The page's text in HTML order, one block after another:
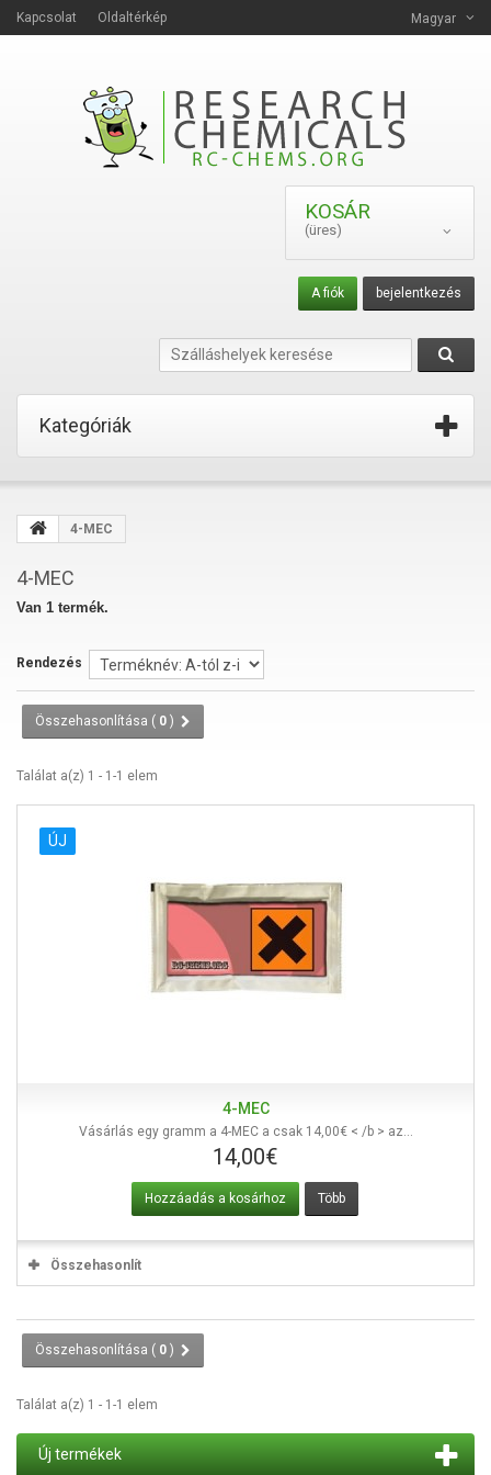
Magyar
Kapcsolat Oldaltérkép
KOSÁR
(üres)
bejelentkezés
A fiók
Kategóriák
4-MEC
4-MEC
Van 1 termék.
Rendezés
Összehasonlítása ( 0 )
Találat a(z) 1 - 1-1 elem
ÚJ
4-MEC
Vásárlás egy gramm a 4-MEC a csak 14,00€ < /b > az...
14,00€
Hozzáadás a kosárhoz Több
Összehasonlít
Összehasonlítása ( 0 )
Találat a(z) 1 - 1-1 elem
Új termékek